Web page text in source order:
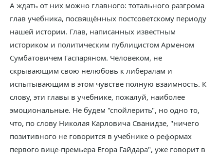
А ждать от них можно главного: тотального разгрома
глав учебника, посвящённых постсоветскому периоду
нашей истории. Глав, написанных известным
историком и политическим публицистом Арменом
Сумбатовичем Гаспаряном. Человеком, не
скрывающим свою нелюбовь к либералам и
испытывающим в этом чувстве полную взаимность. К
слову, эти главы в учебнике, пожалуй, наиболее
эмоциональные. Не будем "спойлерить", но одно то,
что, по слову Николая Карловича Сванидзе, "ничего
позитивного не говорится в учебнике о реформах
первого вице-премьера Егора Гайдара", уже говорит в